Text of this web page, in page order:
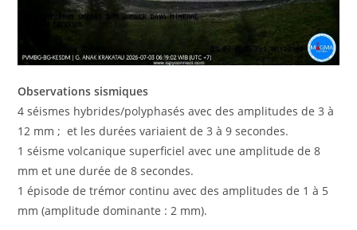
Observations sismiques
4 séismes hybrides/polyphasés avec des amplitudes de 3 à
12 mm ; et les durées variaient de 3 à 9 secondes.
1 séisme volcanique superficiel avec une amplitude de 8
mm et une durée de 8 secondes.
1 épisode de trémor continu avec des amplitudes de 1 à 5
mm (amplitude dominante : 2 mm).